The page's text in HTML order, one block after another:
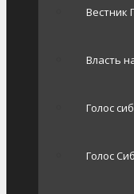
Вестник
Власть
Голос
Голос